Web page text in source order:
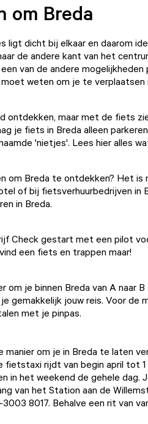
om Breda
ligt dicht bij elkaar en daarom
de andere kant van het
van de andere mogelijkheden
weten om je te verplaatsen
ontdekken, maar met de fiets
je fiets in Breda alleen
'nietjes'. Lees hier alles
om Breda te ontdekken? Het
of bij fietsverhuurbedrijven in
in Breda.
Checkgestart met een pilot
een fiets en trappen maar!
om je binnen Breda van A naar
gemakkelijk jouw reis. Voor de
met je pinpas.
manier om je in Breda te laten
fietstaxi rijdt van begin april tot
in het weekend de gehele dag.
van het Station aan de
8017. Behalve een rit van